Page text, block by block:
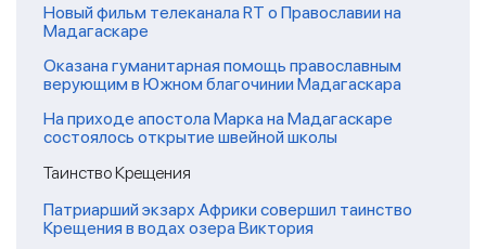
Новый фильм телеканала RT о Православии на
Мадагаскаре
Оказана гуманитарная помощь православным
верующим в Южном благочинии Мадагаскара
На приходе апостола Марка на Мадагаскаре
состоялось открытие швейной школы
Таинство Крещения
Патриарший экзарх Африки совершил таинство
Крещения в водах озера Виктория